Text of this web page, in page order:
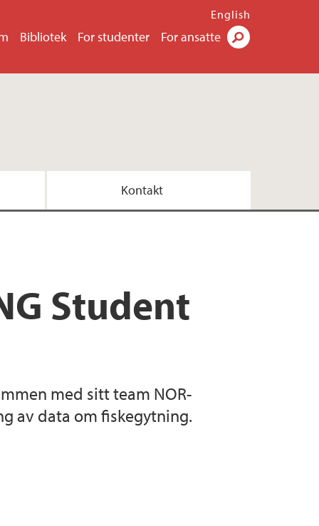
Bibliotek For studenter For ansatte
English
Kontakt
Student
med sitt team NOR-
av data om fiskegytning.